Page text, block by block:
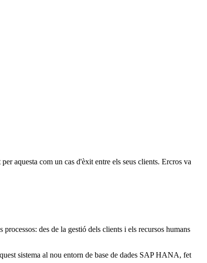
aquesta com un cas d'èxit entre els seus clients. Ercros va
des de la gestió dels clients i els recursos humans
sistema al nou entorn de base de dades SAP HANA, fet